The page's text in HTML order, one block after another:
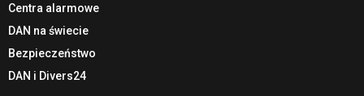
Centra alarmowe
DAN na świecie
Bezpieczeństwo
DAN i Divers24